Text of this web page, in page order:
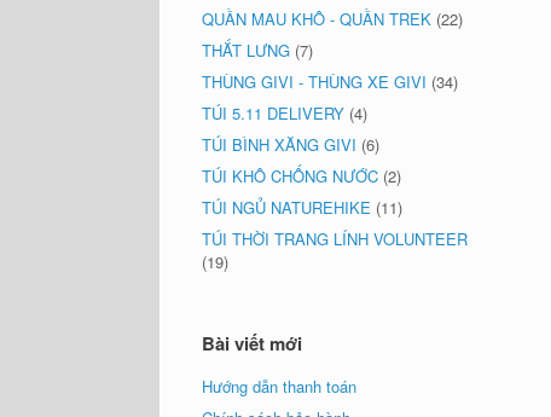
QUẦN MAU KHÔ - QUẦN TREK (22)
THẮT LƯNG (7)
THÙNG GIVI - THÙNG XE GIVI (34)
TÚI 5.11 DELIVERY (4)
TÚI BÌNH XĂNG GIVI (6)
TÚI KHÔ CHỐNG NƯỚC (2)
TÚI NGỦ NATUREHIKE (11)
TÚI THỜI TRANG LÍNH VOLUNTEER
(19)
Bài viết mới
Hướng dẫn thanh toán